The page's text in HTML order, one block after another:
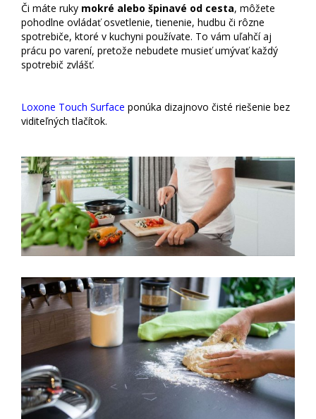
Či máte ruky mokré alebo špinavé od cesta, môžete
pohodlne ovládať osvetlenie, tienenie, hudbu či rôzne
spotrebiče, ktoré v kuchyni používate. To vám uľahčí aj
prácu po varení, pretože nebudete musieť umývať každý
spotrebič zvlášť.
Loxone Touch Surface ponúka dizajnovo čisté riešenie bez
viditeľných tlačítok.